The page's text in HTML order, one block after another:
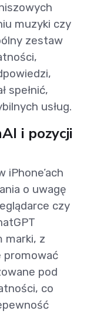
muzyki czy
zestaw
spełnić,
usług.
i pozycji
iPhone’ach
o uwagę
czy
marki, z
promować
pod
co